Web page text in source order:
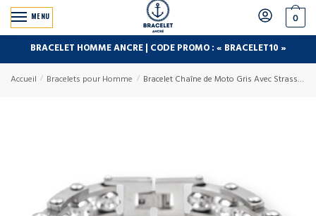
MENU 0
BRACELET HOMME ANCRE | CODE PROMO : « BRACELET10 »
Accueil / Bracelets pour Homme / Bracelet Chaîne de Moto Gris Avec Strass Hendrix